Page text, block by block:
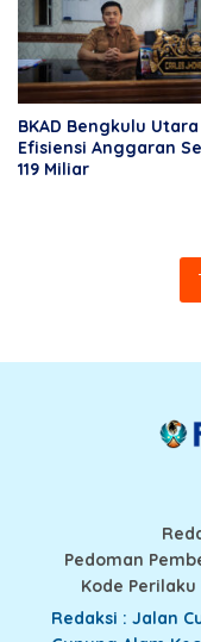
BKAD Bengkulu Utara
Efisiensi Anggaran
119 Miliar
Pedoman
Kode
Redaksi : Jalan